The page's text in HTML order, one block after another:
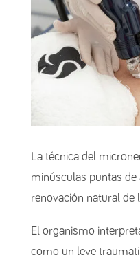
La técnica del
minúsculas puntas de
renovación natural de
El organismo
como un leve